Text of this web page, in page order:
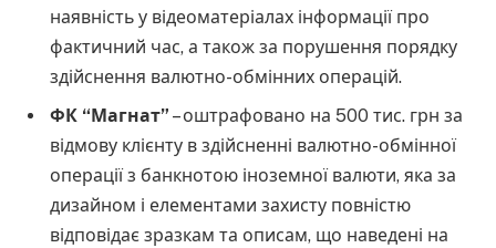
наявність у відеоматеріалах інформації про
фактичний час, а також за порушення порядку
здійснення валютно-обмінних операцій.
ФК “Магнат” – оштрафовано на 500 тис. грн за
відмову клієнту в здійсненні валютно-обмінної
операції з банкнотою іноземної валюти, яка за
дизайном і елементами захисту повністю
відповідає зразкам та описам, що наведені на